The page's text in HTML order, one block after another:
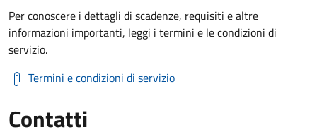
Per conoscere i dettagli di scadenze, requisiti e altre
informazioni importanti, leggi i termini e le condizioni di
servizio.
Termini e condizioni di servizio
Contatti